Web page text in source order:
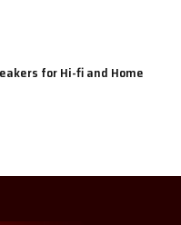
for Hi-fi and Home